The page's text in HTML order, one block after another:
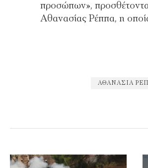
προσώπων»,
Αθανασίας Ρέππα, η
ΑΘΑΝΑΣΊΑ